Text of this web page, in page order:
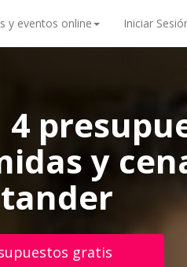
y eventos online Iniciar
y
gratis